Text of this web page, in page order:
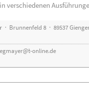
verschiedenen
· Brunnenfeld 8 · 89537
online.de